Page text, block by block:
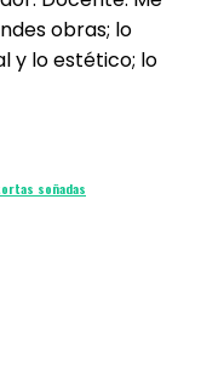
obras; lo
y lo estético; lo
soñadas